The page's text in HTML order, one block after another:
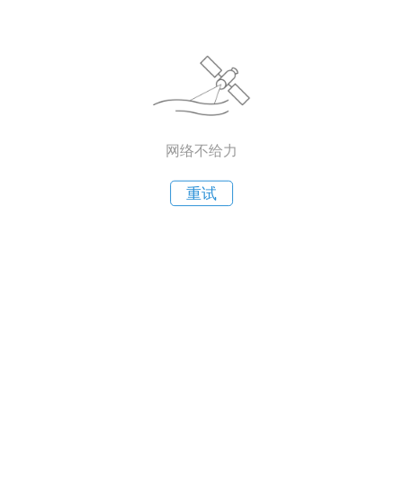
网络不给力
重试